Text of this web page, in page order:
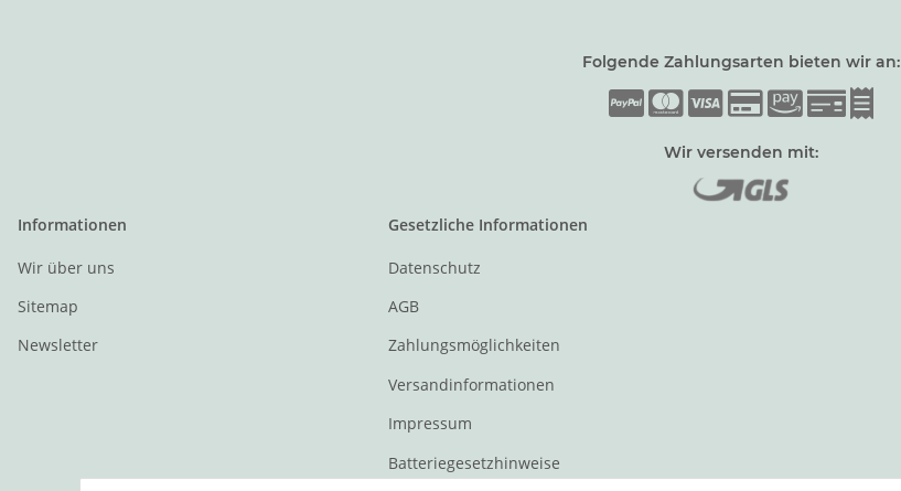
Folgende Zahlungsarten bieten wir an:
Wir versenden mit:
Informationen
Wir über uns
Sitemap
Newsletter
Gesetzliche Informationen
Datenschutz
AGB
Zahlungsmöglichkeiten
Versandinformationen
Impressum
Batteriegesetzhinweise